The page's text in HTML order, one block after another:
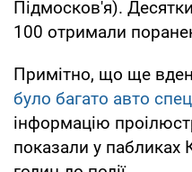
Підмосков'я).
100 отримали
Примітно, що ще
було багато авто
інформацію
показали у пабликах